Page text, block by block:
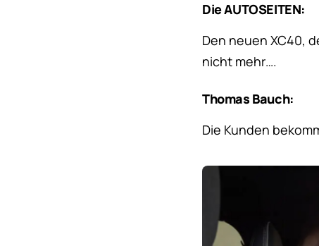
Die AUTOSEITEN:
Den neuen XC40,
nicht mehr….
Thomas Bauch:
Die Kunden